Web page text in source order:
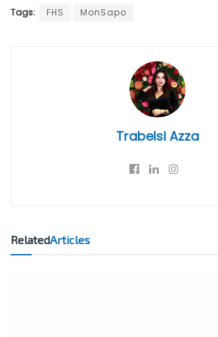
Tags: FHS MonSapo
Trabelsi Azza
RelatedArticles